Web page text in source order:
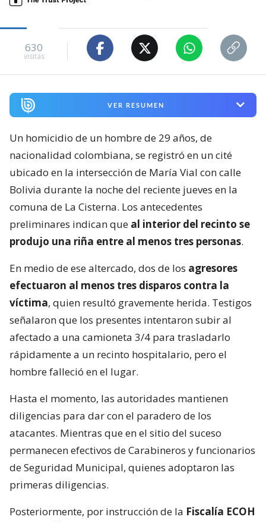
630
visitas
VER RESUMEN
Un homicidio de un hombre de 29 años, de
nacionalidad colombiana, se registró en un cité
ubicado en la intersección de María Vial con calle
Bolivia durante la noche del reciente jueves en la
comuna de La Cisterna. Los antecedentes
preliminares indican que al interior del recinto se
produjo una riña entre al menos tres personas.
En medio de ese altercado, dos de los agresores
efectuaron al menos tres disparos contra la
víctima, quien resultó gravemente herida. Testigos
señalaron que los presentes intentaron subir al
afectado a una camioneta 3/4 para trasladarlo
rápidamente a un recinto hospitalario, pero el
hombre falleció en el lugar.
Hasta el momento, las autoridades mantienen
diligencias para dar con el paradero de los
atacantes. Mientras que en el sitio del suceso
permanecen efectivos de Carabineros y funcionarios
de Seguridad Municipal, quienes adoptaron las
primeras diligencias.
Posteriormente, por instrucción de la Fiscalía ECOH